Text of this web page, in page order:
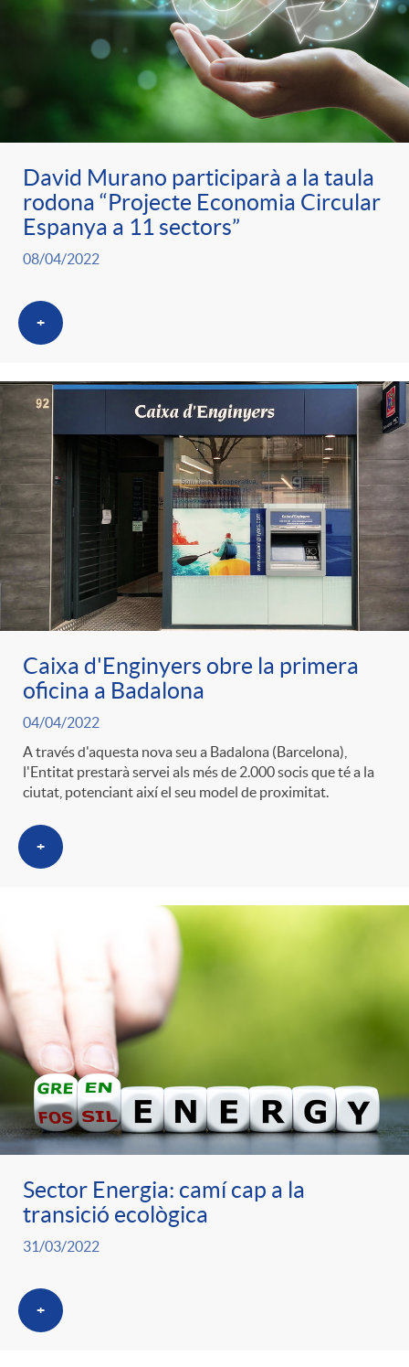
David Murano participarà a la taula
rodona “Projecte Economia Circular
Espanya a 11 sectors”
08/04/2022
+
Caixa d'Enginyers obre la primera
oficina a Badalona
04/04/2022
A través d'aquesta nova seu a Badalona (Barcelona),
l'Entitat prestarà servei als més de 2.000 socis que té a la
ciutat, potenciant així el seu model de proximitat.
+
Sector Energia: camí cap a la
transició ecològica
31/03/2022
+